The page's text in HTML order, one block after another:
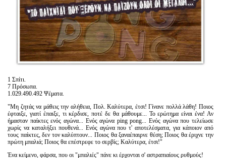
1 Σπίτι.
7 Πρόσωπα.
1.029.490.492 Ψέματα.
"Μη ζητάς να μάθεις την αλήθεια, Πολ. Καλύτερα, έτσι! Γίνανε πολλά λάθη! Ποιος
έφταιξε, γιατί έπαιξε, τι κέρδισε, ποτέ δε θα μάθουμε... Το ερώτημα είναι ένα! Αν
ήμασταν παίκτες ενός αγώνα... Ενός αγώνα ping pong... Ενός αγώνα που τελείωσε
χωρίς να καταλήξει πουθενά... Ενός αγώνα που τ' αποτελέσματα, για κάποιον από
τους παίκτες, δεν τον καλύπτουν... Ποιος θα ξαναέπαιρνε θέση; Ποιος θα έριχνε την
πρώτη μπαλιά; Ποιος θα επέστρεφε το σερβίς; Καλύτερα, έτσι!"
Ένα κείμενο, φάρσα, που οι "μπαλιές" πάνε κι έρχονται σ' αστραπιαίους ρυθμούς!